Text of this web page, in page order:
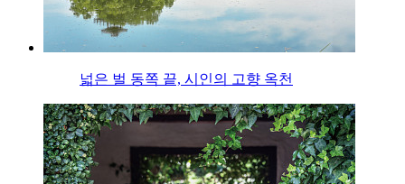
넓은 벌 동쪽 끝, 시인의 고향 옥천